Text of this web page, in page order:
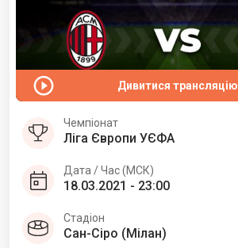
Дивитися трансляцію
Чемпіонат
Ліга Європи УЄФА
Дата / Час (МСК)
18.03.2021 - 23:00
Стадіон
Сан-Сіро (Мілан)